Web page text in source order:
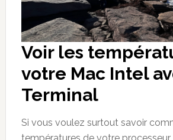
Voir les
votre Mac Intel
Terminal
Si vous voulez surtout savoir